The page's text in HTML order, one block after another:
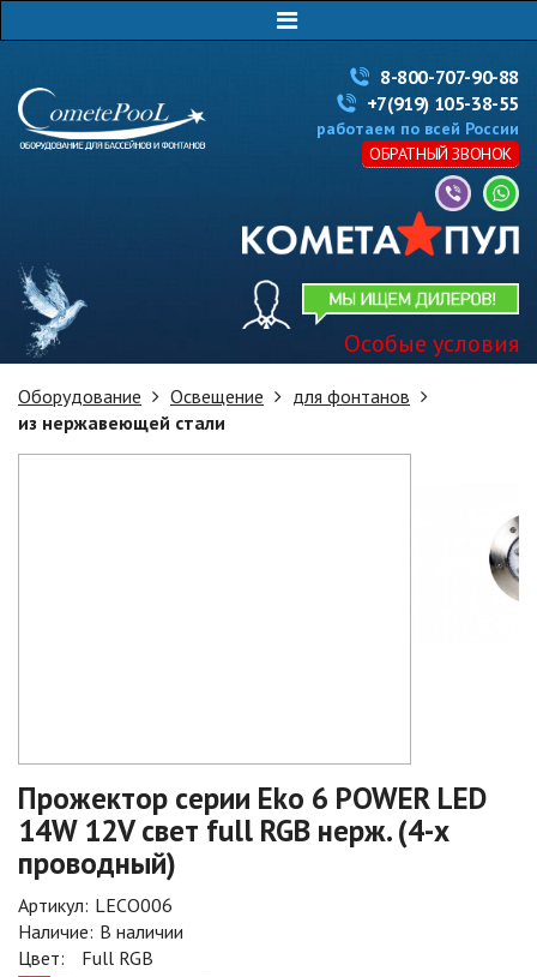
8-800-707-90-88
+7(919) 105-38-55
работаем по всей России
ОБРАТНЫЙ ЗВОНОК
Особые условия
Оборудование Освещение
для фонтанов
из нержавеющей стали
Прожектор серии Eko 6 POWER LED
14W 12V свет full RGB нерж. (4-х
проводный)
Артикул: LECO006
Наличие: В наличии
Цвет:
Full RGB